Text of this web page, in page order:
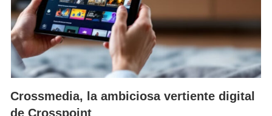
Crossmedia, la ambiciosa vertiente digital
de Crosspoint